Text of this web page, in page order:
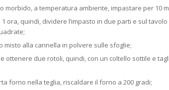
morbido, a temperatura ambiente, impastare per 10
ora, quindi, dividere l’impasto in due parti e sul
misto alla cannella in polvere sulle sfoglie;
ottenere due rotoli, quindi, con un coltello sottile e
forno nella teglia, riscaldare il forno a 200 gradi;